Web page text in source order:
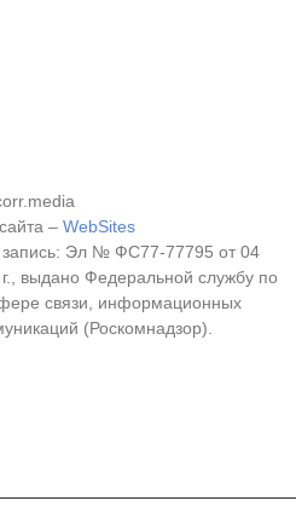
– WebSites
запись: Эл № ФС77-77795 от 04
выдано Федеральной службу по
связи, информационных
(Роскомнадзор).